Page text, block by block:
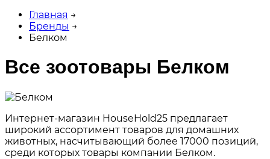
Главная →
Бренды →
Белком
Все зоотовары Белком
Интернет-магазин HouseHold25 предлагает
широкий ассортимент товаров для домашних
животных, насчитывающий более 17000 позиций,
среди которых товары компании Белком.